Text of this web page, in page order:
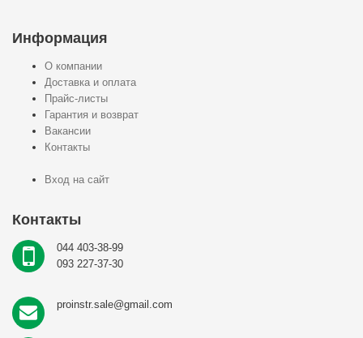
Информация
О компании
Доставка и оплата
Прайс-листы
Гарантия и возврат
Вакансии
Контакты
Вход на сайт
Контакты
044 403-38-99
093 227-37-30
proinstr.sale@gmail.com